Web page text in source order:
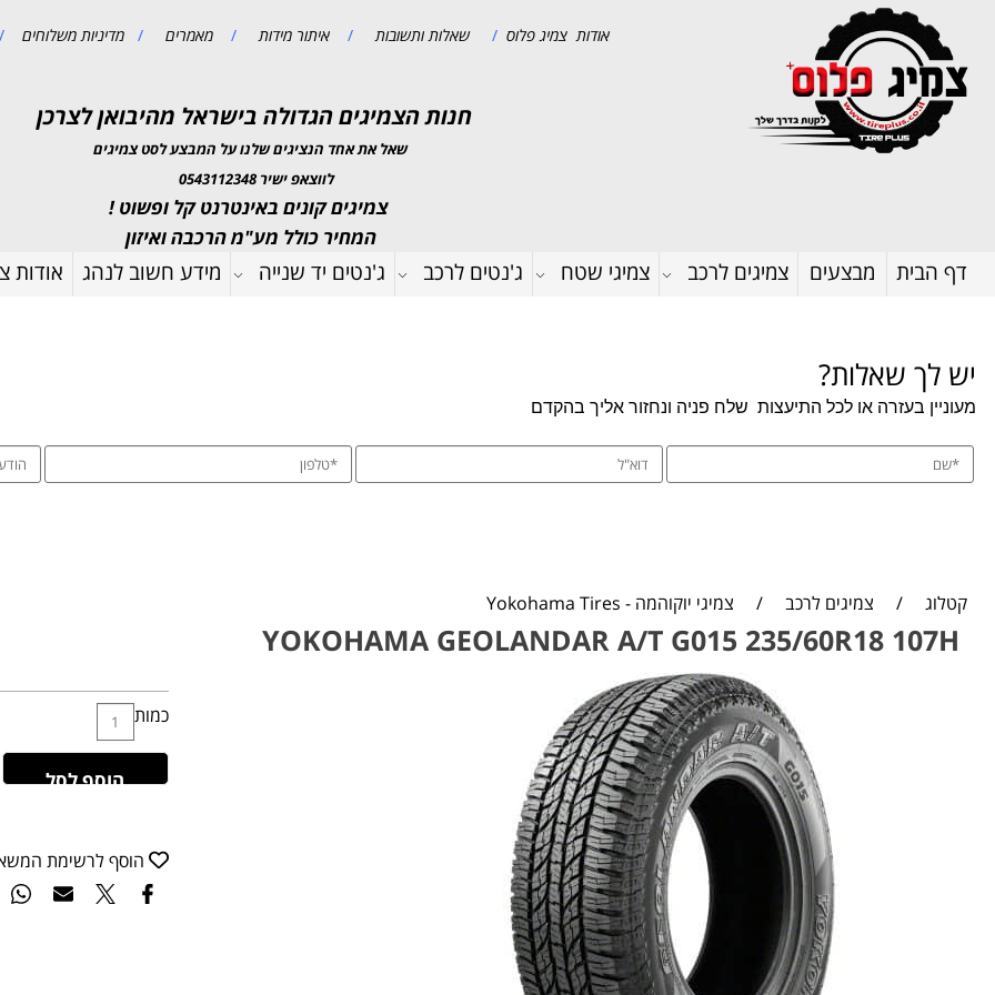
אודות צמיג פלוס/ שאלות ותשובות / איתור מידות / מאמרים / מדיניות משלוחים
חנות הצמיגים הגדולה בישראל מהיבואן לצרכן
שאל את אחד הנציגים שלנו על המבצע לסט צמיגים
לווצאפ ישיר 0543112348
צמיגים קונים באינטרנט קל ופשוט !
המחיר כולל מע"מ הרכבה ואיזון
דף הבית מבצעים צמיגים לרכב צמיגי שטח ג'נטים לרכב ג'נטים יד שנייה מידע חשוב לנהג אודות
יש לך שאלות?
מעוניין בעזרה או לכל התיעצות שלח פניה ונחזור אליך בהקדם
קטלוג / צמיגים לרכב / צמיגי יוקוהמה - Yokohama Tires
YOKOHAMA GEOLANDAR A/T G015 235/60R18 107H
כמות
הוסף לסל
הוסף לרשימת